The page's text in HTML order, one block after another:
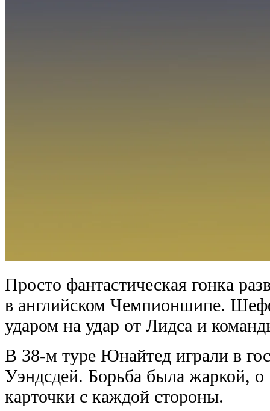
Просто фантастическая гонка
в английском Чемпионшипе.
ударом на удар от Лидса и
В 38-м туре Юнайтед играли в
Уэндсдей. Борьба была жаркой,
карточки с каждой стороны.